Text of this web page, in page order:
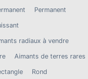
Permanent
radiaux à vendre
Aimants de terres rares
Rond